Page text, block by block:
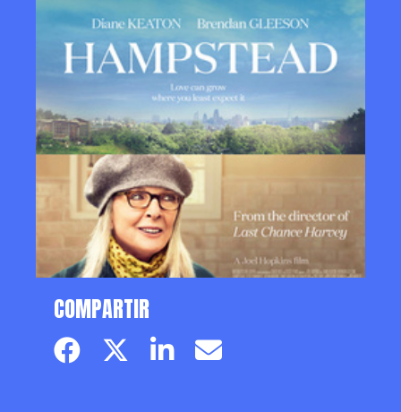
COMPARTIR
Facebook pageTwitter page
LinkedinEmail